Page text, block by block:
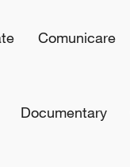
Comunicare
Documentary